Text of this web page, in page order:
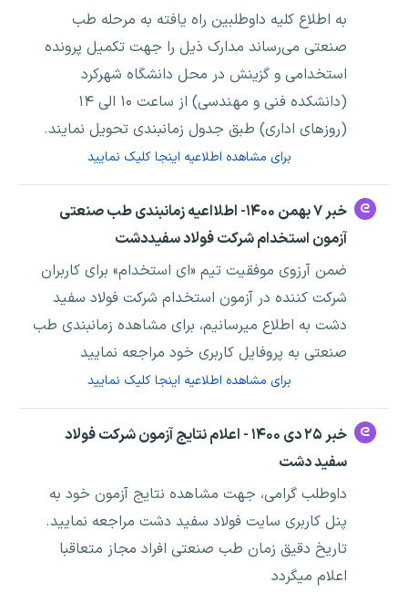
به اطلاع کلیه داوطلبین راه یافته به مرحله طب
صنعتی می‌رساند مدارک ذیل را جهت تکمیل پرونده
استخدامی و گزینش در محل دانشگاه شهرکرد
(دانشکده فنی و مهندسی) از ساعت ۱۰ الی ۱۴
(روزهای اداری) طبق جدول زمانبندی تحویل نمایند.
برای مشاهده اطلاعیه اینجا کلیک نمایید
خبر ۷ بهمن ۱۴۰۰- اطلااعیه زمانبندی طب صنعتی
آزمون استخدام شرکت فولاد سفیددشت
ضمن آرزوی موفقیت تیم «ای استخدام» برای کاربران
شرکت کننده در آزمون استخدام شرکت فولاد سفید
دشت به اطلاع میرسانیم، برای مشاهده زمانبندی طب
صنعتی به پروفایل کاربری خود مراجعه نمایید
برای مشاهده اطلاعیه اینجا کلیک نمایید
خبر ۲۵ دی ۱۴۰۰ - اعلام نتایج آزمون شرکت فولاد
سفید دشت
داوطلب گرامی، جهت مشاهده نتایج آزمون خود به
پنل کاربری سایت فولاد سفید دشت مراجعه نمایید.
تاریخ دقیق زمان طب صنعتی افراد مجاز متعاقبا
اعلام میگردد